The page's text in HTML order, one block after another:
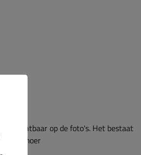
is zichtbaar op de foto's. Het bestaat
een moer